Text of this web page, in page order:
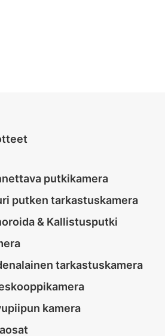
putkikamera
putken tarkastuskamera
& Kallistusputki
tarkastuskamera
kamera